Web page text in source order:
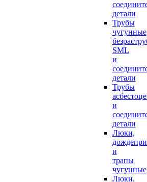
детали
Трубы
чугунные
SML
и
детали
Трубы
и
детали
Люки,
и
трапы
чугунные
Люки,